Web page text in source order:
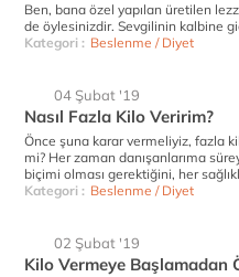
Ben, bana özel yapılan üretilen
de öylesinizdir. Sevgilinin kalbine
Kategori : Beslenme / Diyet
04 Şubat '19
Nasıl Fazla Kilo Veririm?
Önce şuna karar vermeliyiz, fazla
mi? Her zaman danışanlarıma
biçimi olması gerektiğini, her
Kategori : Beslenme / Diyet
02 Şubat '19
Kilo Vermeye Başlamadan